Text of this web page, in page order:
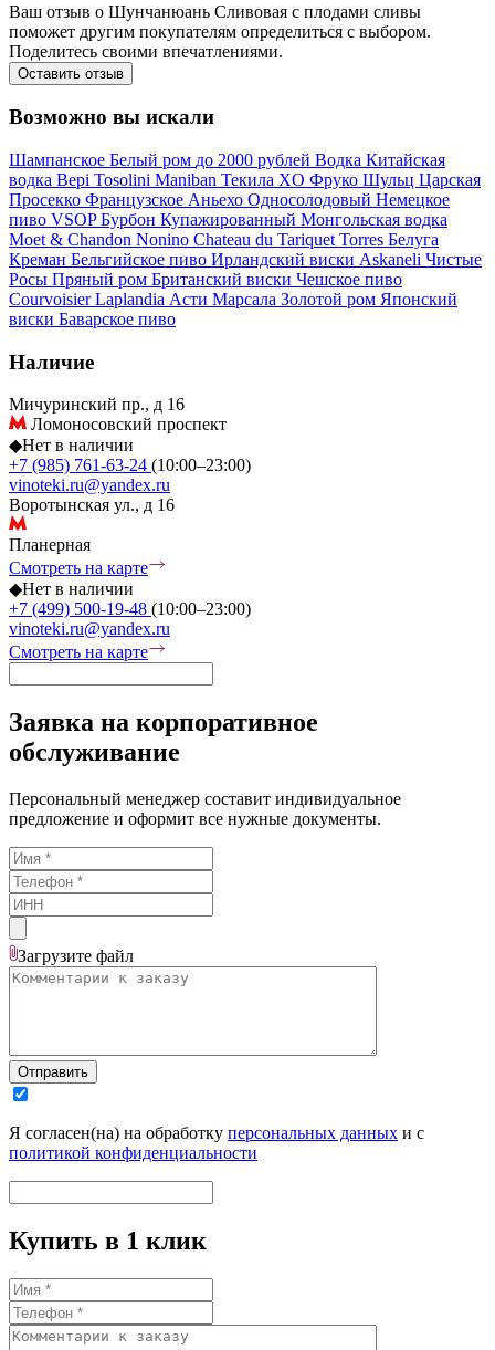
Ваш отзыв о Шунчанюань Сливовая с плодами сливы
поможет другим покупателям определиться с выбором.
Поделитесь своими впечатлениями.
Оставить отзыв
Возможно вы искали
Шампанское Белый ром до 2000 рублей Водка Китайская
водка Bepi Tosolini Maniban Текила XO Фруко Шульц Царская
Просекко Французское Аньехо Односолодовый Немецкое
пиво VSOPБурбон Купажированный Монгольская водка
Moet & Chandon Nonino Chateau du Tariquet Torres Белуга
Креман Бельгийское пиво Ирландский виски Askaneli Чистые
Росы Пряный ром Британский виски Чешское пиво
CourvoisierLaplandia Асти Марсала Золотой ром Японский
виски Баварское пиво
Наличие
Мичуринский пр., д 16
Ломоносовский проспект
◆Нет в наличии
+7 (985) 761-63-24 (10:00–23:00)
vinoteki.ru@yandex.ru
Воротынская ул., д 16
Планерная
Смотреть на карте
◆Нет в наличии
+7 (499) 500-19-48 (10:00–23:00)
vinoteki.ru@yandex.ru
Смотреть на карте
Заявка на корпоративное
обслуживание
Персональный менеджер составит индивидуальное
предложение и оформит все нужные документы.
Загрузите файл
Отправить
Я согласен(на) на обработку персональных данных и с
политикой конфиденциальности
Купить в 1 клик